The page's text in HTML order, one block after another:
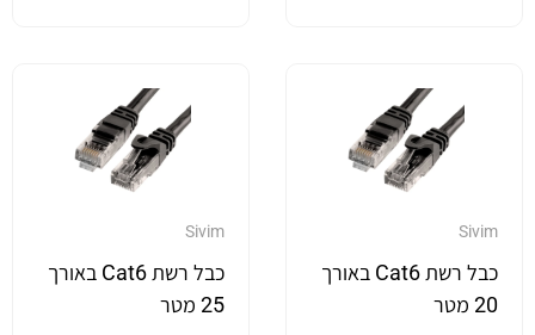
Sivim
כבל רשת Cat6 באורך
20 מטר
Sivim
כבל רשת Cat6 באורך
25 מטר